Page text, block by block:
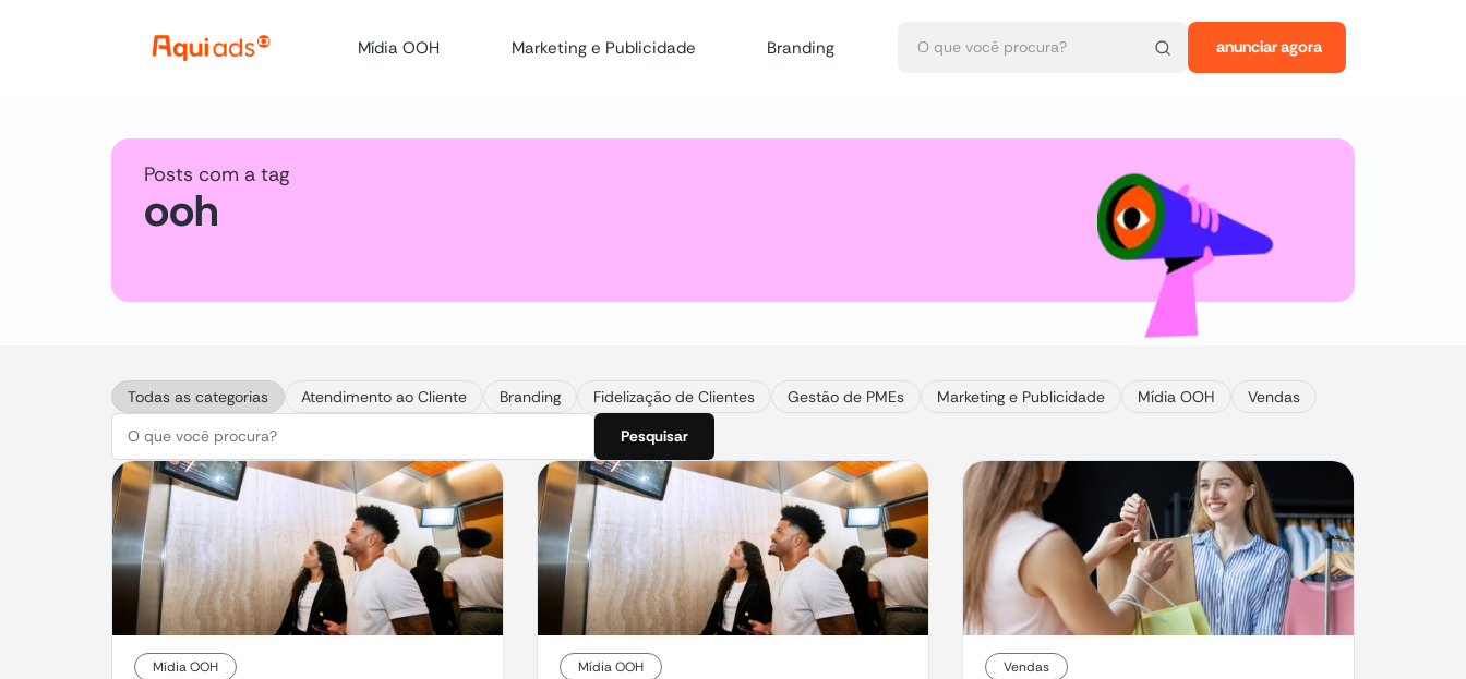
Mídia OOH Marketing e Publicidade Branding anunciar agora
Posts com a tag
ooh
Todas as categorias Atendimento ao Cliente Branding Fidelização de Clientes Gestão de PMEs Marketing e Publicidade Mídia OOH
Vendas
Pesquisar
Mídia OOH Mídia OOH Vendas